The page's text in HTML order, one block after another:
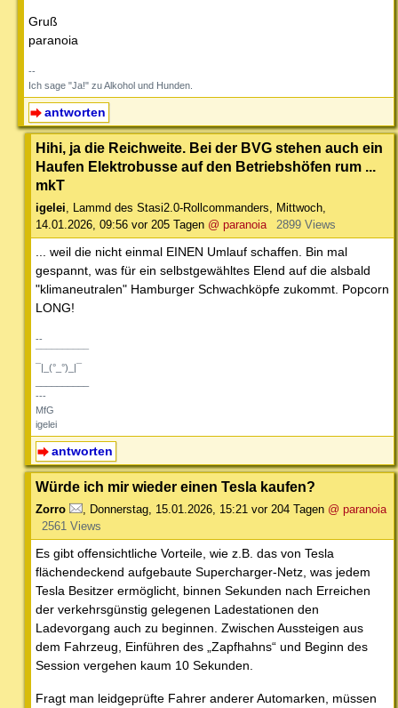
Gruß
paranoia
--
Ich sage "Ja!" zu Alkohol und Hunden.
antworten
Hihi, ja die Reichweite. Bei der BVG stehen auch ein
Haufen Elektrobusse auf den Betriebshöfen rum ...
mkT
igelei, Lammd des Stasi2.0-Rollcommanders, Mittwoch,
14.01.2026, 09:56 vor 205 Tagen @ paranoia 2899 Views
... weil die nicht einmal EINEN Umlauf schaffen. Bin mal
gespannt, was für ein selbstgewähltes Elend auf die alsbald
"klimaneutralen" Hamburger Schwachköpfe zukommt. Popcorn
LONG!
--
¯¯¯¯¯¯¯¯¯¯
¯|_(°_°)_|¯
---
MfG
igelei
antworten
Würde ich mir wieder einen Tesla kaufen?
Zorro Donnerstag, 15.01.2026, 15:21 vor 204 Tagen @ paranoia
2561 Views
Es gibt offensichtliche Vorteile, wie z.B. das von Tesla
flächendeckend aufgebaute Supercharger-Netz, was jedem
Tesla Besitzer ermöglicht, binnen Sekunden nach Erreichen
der verkehrsgünstig gelegenen Ladestationen den
Ladevorgang auch zu beginnen. Zwischen Aussteigen aus
dem Fahrzeug, Einführen des „Zapfhahns“ und Beginn des
Session vergehen kaum 10 Sekunden.
Fragt man leidgeprüfte Fahrer anderer Automarken, müssen